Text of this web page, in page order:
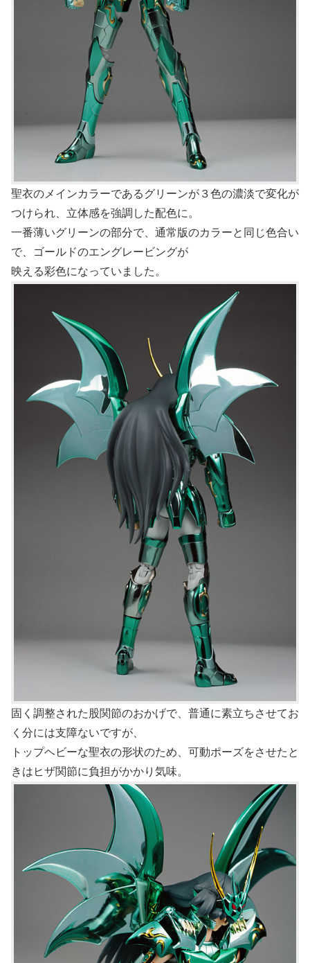
聖衣のメインカラーであるグリーンが３色の濃淡で変化が
つけられ、立体感を強調した配色に。
一番薄いグリーンの部分で、通常版のカラーと同じ色合い
で、ゴールドのエングレービングが
映える彩色になっていました。
固く調整された股関節のおかげで、普通に素立ちさせてお
く分には支障ないですが、
トップヘビーな聖衣の形状のため、可動ポーズをさせたと
きはヒザ関節に負担がかかり気味。